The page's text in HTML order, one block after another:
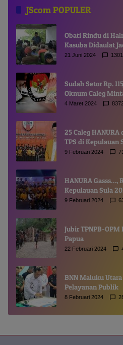
JScom POPULER
Obati Rindu di
Kasuba Didaulat
Gamsungi
21 Juni 2024
Sudah Setor Rp.
Oknum Caleg
Komisioner KPUD
4 Maret 2024
25 Caleg
TPS di Kepulauan
9 Februari 2024
HANURA Gasss…,
Kepulauan Sula
9 Februari 2024
Jubir TPNPB-
Papua
22 Februari 2024
BNN Maluku
Pelayanan Publik
8 Februari 2024